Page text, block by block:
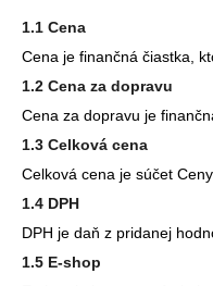
1.1 Cena
Cena je finančná čiastka,
1.2 Cena za dopravu
Cena za dopravu je
1.3 Celková cena
Celková cena je súčet
1.4 DPH
DPH je daň z pridanej
1.5 E-shop